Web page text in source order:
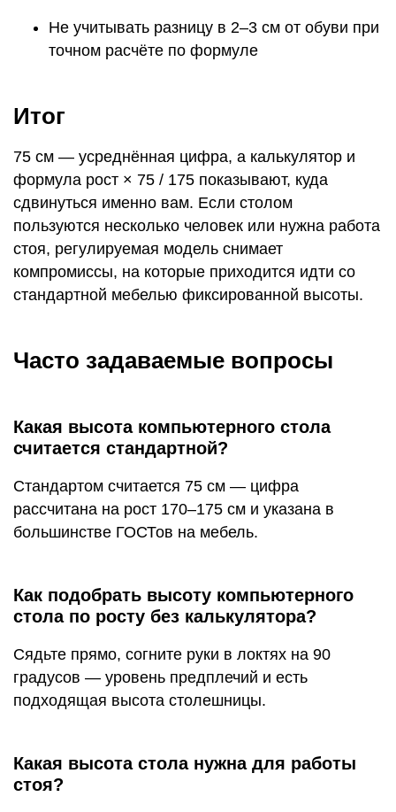
Не учитывать разницу в 2–3 см от обуви при
точном расчёте по формуле
Итог
75 см — усреднённая цифра, а калькулятор и
формула рост × 75 / 175 показывают, куда
сдвинуться именно вам. Если столом
пользуются несколько человек или нужна работа
стоя, регулируемая модель снимает
компромиссы, на которые приходится идти со
стандартной мебелью фиксированной высоты.
Часто задаваемые вопросы
Какая высота компьютерного стола
считается стандартной?
Стандартом считается 75 см — цифра
рассчитана на рост 170–175 см и указана в
большинстве ГОСТов на мебель.
Как подобрать высоту компьютерного
стола по росту без калькулятора?
Сядьте прямо, согните руки в локтях на 90
градусов — уровень предплечий и есть
подходящая высота столешницы.
Какая высота стола нужна для работы
стоя?